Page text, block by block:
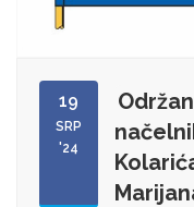
19
SRP
'24